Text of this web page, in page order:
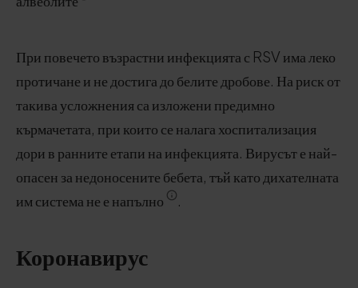
При повечето възрастни инфекцията с RSV има леко
протичане и не достига до белите дробове. На риск от
такива усложнения са изложени предимно
кърмачетата, при които се налага хоспитализация
дори в ранните етапи на инфекцията. Вирусът е най-
опасен за недоносените бебета, тъй като дихателната
им система не е напълно
.
Коронавирус